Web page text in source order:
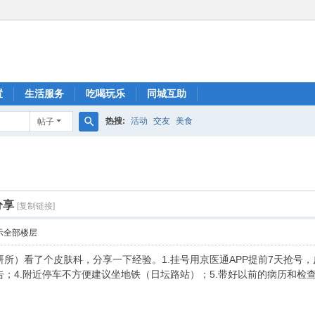
生活服务 吃喝玩乐 同城互助
帖子 热搜: 活动 交友 美食
享 [复制链接]
全部楼层
所）看了个皮肤科，分享一下经验。1.挂号用京医通APP提前7天抢号
4.附近停车不方便建议坐地铁（日坛路站）；5.带好以前的病历和检